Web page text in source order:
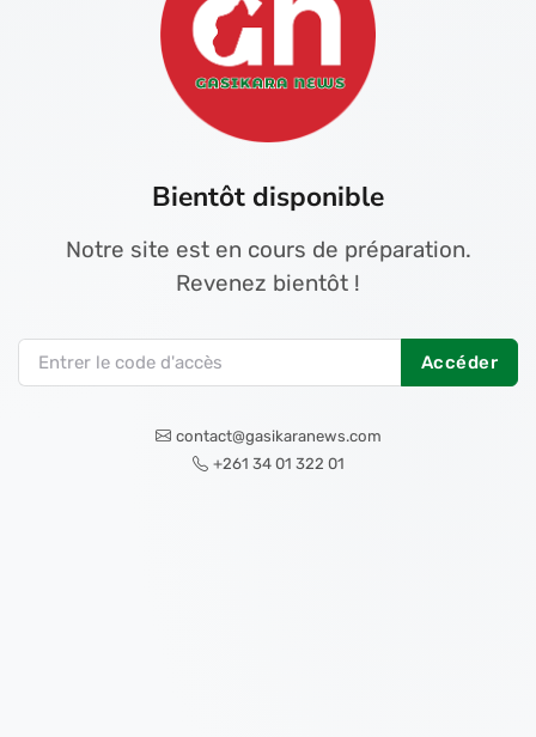
Bientôt disponible
Notre site est en cours de préparation.
Revenez bientôt !
Accéder
contact@gasikaranews.com
+261 34 01 322 01